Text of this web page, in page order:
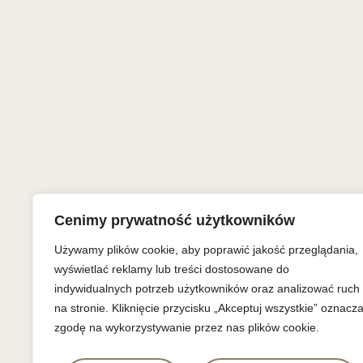
Cenimy prywatność użytkowników
Używamy plików cookie, aby poprawić jakość przeglądania,
wyświetlać reklamy lub treści dostosowane do
indywidualnych potrzeb użytkowników oraz analizować ruch
na stronie. Kliknięcie przycisku „Akceptuj wszystkie” oznacza
zgodę na wykorzystywanie przez nas plików cookie.